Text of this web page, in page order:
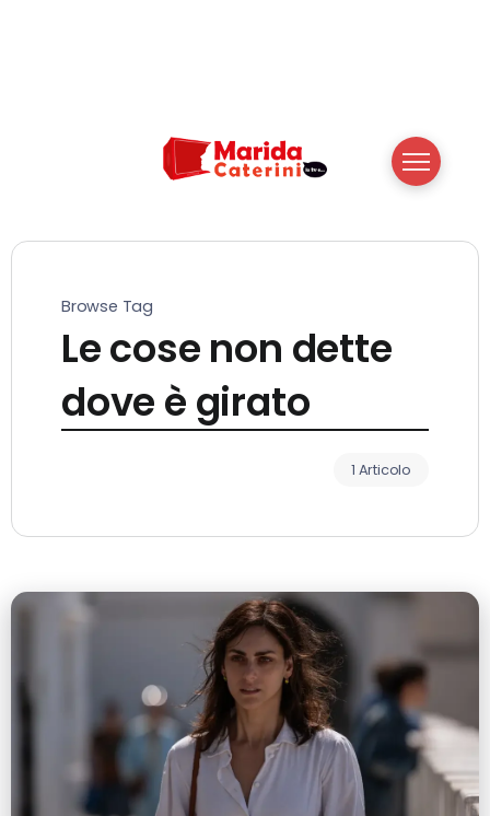
Browse Tag
Le cose non dette
dove è girato
1 Articolo